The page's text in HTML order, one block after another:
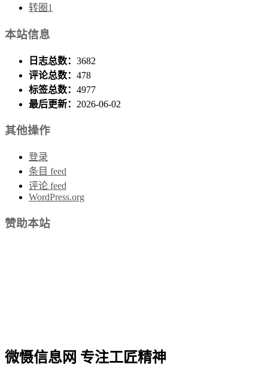
转圈1
本站信息
日志总数： 3682
评论总数： 478
标签总数： 4977
最后更新： 2026-06-02
其他操作
登录
条目 feed
评论 feed
WordPress.org
赞助本站
微慑信息网 专注工匠精神